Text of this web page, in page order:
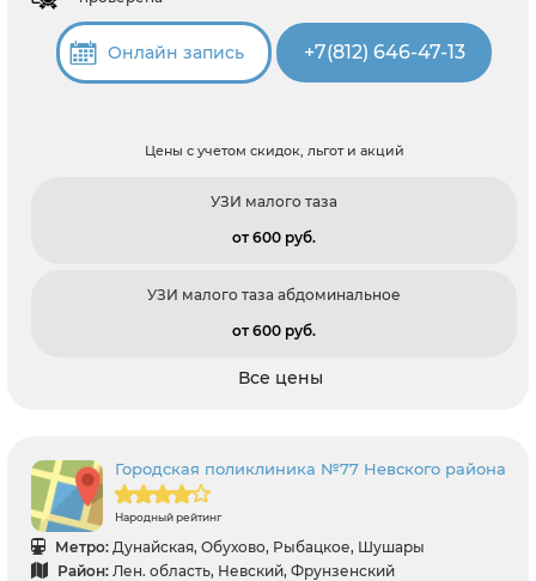
Онлайн запись +7(812) 646-47-13
Цены с учетом скидок, льгот и акций
УЗИ малого таза
от 600 pуб.
УЗИ малого таза абдоминальное
от 600 pуб.
Все цены
Городская поликлиника №77 Невского района
Народный рейтинг
Метро: Дунайская, Обухово, Рыбацкое, Шушары
Район: Лен. область, Невский, Фрунзенский